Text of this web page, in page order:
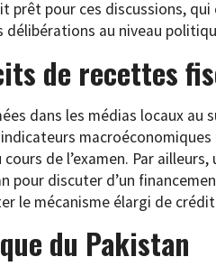
prêt pour ces discussions,
délibérations au niveau
de recettes
dans les médias locaux au
de l’examen. Par
pour discuter d’un
le mécanisme élargi de crédit
du Pakistan